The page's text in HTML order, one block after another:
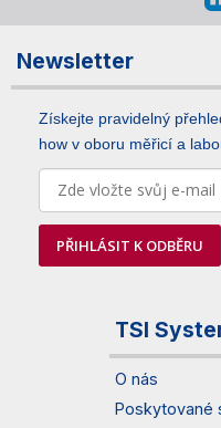
Newsletter
Získejte pravidelný
how v oboru měřicí a
PŘIHLÁSIT K ODBĚRU
TSI
O nás
Poskytované